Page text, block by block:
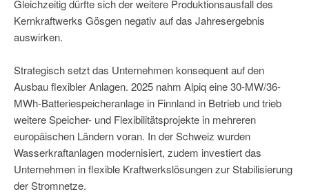
Gleichzeitig dürfte sich der weitere Produktionsausfall des
Kernkraftwerks Gösgen negativ auf das Jahresergebnis
auswirken.
Strategisch setzt das Unternehmen konsequent auf den
Ausbau flexibler Anlagen. 2025 nahm Alpiq eine 30-MW/36-
MWh-Batteriespeicheranlage in Finnland in Betrieb und trieb
weitere Speicher- und Flexibilitätsprojekte in mehreren
europäischen Ländern voran. In der Schweiz wurden
Wasserkraftanlagen modernisiert, zudem investiert das
Unternehmen in flexible Kraftwerkslösungen zur Stabilisierung
der Stromnetze.